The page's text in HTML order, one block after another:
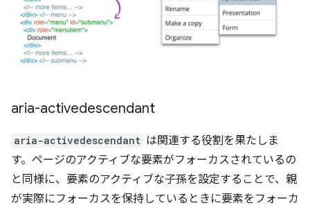
aria-activedescendant
aria-activedescendant は関連する役割を果たしま
す。ページのアクティブな要素がフォーカスされているの
と同様に、要素のアクティブな子孫を設定することで、親
が実際にフォーカスを保持しているときに要素をフォーカ